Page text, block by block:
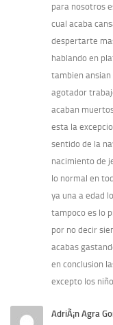
para nosotros
cual acaba
despertarte
hablando en
tambien ansian
agotador
acaban
esta la
sentido de la
nacimiento de
lo normal en
ya una a edad
tampoco es lo
por no decir
acabas
en conclusion
excepto los
AdriÃ¡n Agra